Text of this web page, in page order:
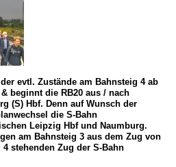
evtl. Zustände am Bahnsteig 4 ab
beginnt die RB20 aus / nach
(S) Hbf. Denn auf Wunsch der
die S-Bahn
Leipzig Hbf und Naumburg.
am Bahnsteig 3 aus dem Zug von
stehenden Zug der S-Bahn